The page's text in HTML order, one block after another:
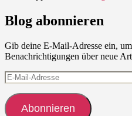
Blog abonnieren
Gib deine E-Mail-Adresse ein,
Benachrichtigungen über neue
E-
Mail-
Adresse
Abonnieren